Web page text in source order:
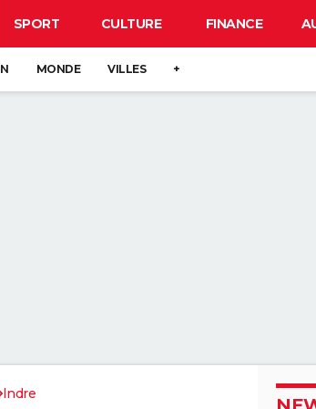
SPORT CULTURE FINANCE
MONDE VILLES +
Indre